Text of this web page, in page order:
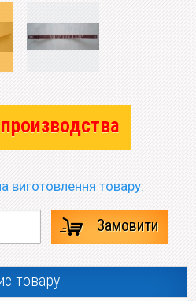
виготовлення товару:
Замовити
товару